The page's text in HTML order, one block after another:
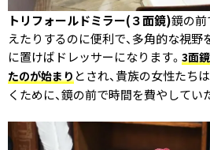
トリフォールドミラー(３面鏡)鏡の前
えたりするのに便利で、多角的な視
に置けばドレッサーになります。 3面
たのが始まり とされ、貴族の女性たち
くために、鏡の前で時間を費やしてい